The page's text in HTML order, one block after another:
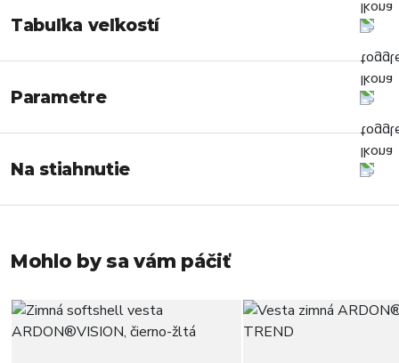
Tabuľka veľkostí
Parametre
Na stiahnutie
Mohlo by sa vám páčiť